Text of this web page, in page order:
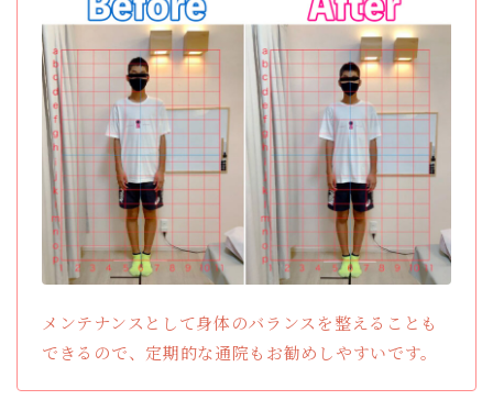
メンテナンスとして身体のバランスを整えることも
できるので、定期的な通院もお勧めしやすいです。